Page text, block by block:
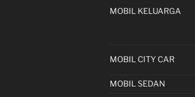
MOBIL KELUARGA
MOBIL CITY CAR
MOBIL SEDAN